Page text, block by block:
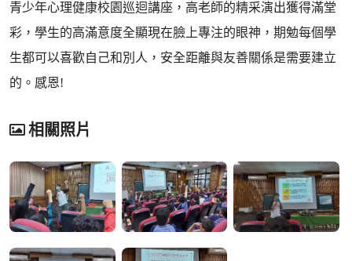
青少年心理健康校園巡迴講座，高老師的精采演出獲得滿堂
彩，學生的高滿意度全顯現在臉上專注的眼神，期勉每個學
生都可以喜歡自己和別人，安全距離與友善關係是需要建立
的。感恩!
相關照片